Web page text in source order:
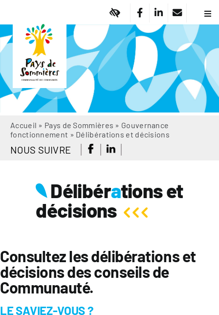
contenu
à
Accueil » Pays de Sommières » Gouvernance
fonctionnement » Délibérations et décisions
NOUS SUIVRE
Délibérations et
décisions
Consultez les délibérations et
décisions des conseils de
Communauté.
LE SAVIEZ-VOUS ?